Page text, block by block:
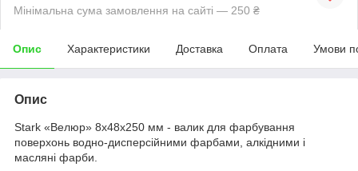
Мінімальна сума замовлення на сайті — 250 ₴
Опис Характеристики Доставка Оплата Умови
Опис
Stark «Велюр» 8х48х250 мм - валик для фарбування
поверхонь водно-дисперсійними фарбами, алкідними і
масляні фарби.